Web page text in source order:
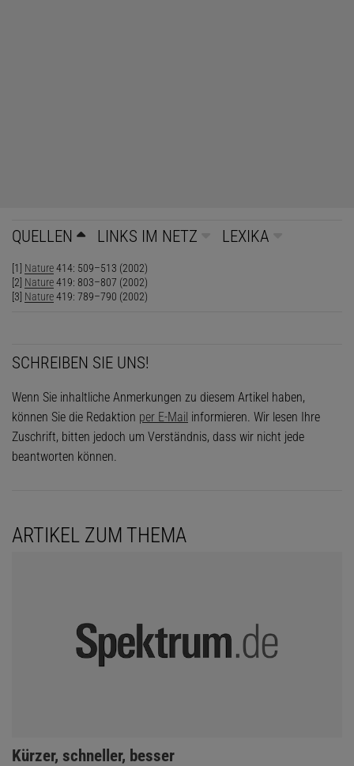
QUELLEN LINKS IM NETZ LEXIKA
[1] Nature414: 509–513 (2002)
[2] Nature419: 803–807 (2002)
[3] Nature419: 789–790 (2002)
SCHREIBEN SIE UNS!
Wenn Sie inhaltliche Anmerkungen zu diesem Artikel haben,
können Sie die Redaktion per E-Mail informieren. Wir lesen Ihre
Zuschrift, bitten jedoch um Verständnis, dass wir nicht jede
beantworten können.
ARTIKEL ZUM THEMA
:
Kürzer, schneller, besser